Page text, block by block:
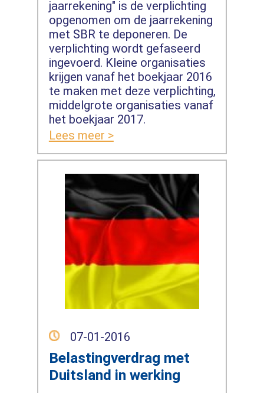
jaarrekening" is de verplichting
opgenomen om de jaarrekening
met SBR te deponeren. De
verplichting wordt gefaseerd
ingevoerd. Kleine organisaties
krijgen vanaf het boekjaar 2016
te maken met deze verplichting,
middelgrote organisaties vanaf
het boekjaar 2017.
Lees meer >
07-01-2016
Belastingverdrag met
Duitsland in werking